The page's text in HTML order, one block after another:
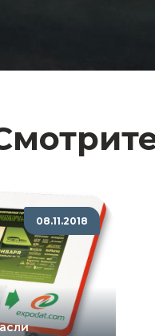
08.11.2018